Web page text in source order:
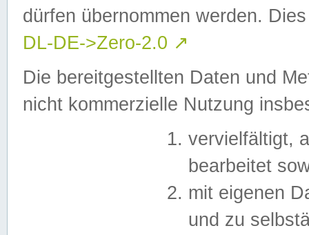
dürfen übernommen werden.
DL-DE->Zero-2.0 ↗
Die bereitgestellten Daten und
nicht kommerzielle Nutzung
vervielfältigt,
bearbeitet
mit eigenen
und zu